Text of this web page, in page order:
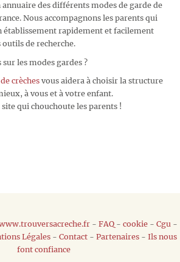
des différents modes de garde de
Nous accompagnons les parents qui
établissement rapidement et facilement
de recherche.
les modes gardes ?
crèchesvous aidera à choisir la structure
à vous et à votre enfant.
qui chouchoute les parents !
- FAQ- cookie- Cgu -
Légales- Contact- Partenaires- Ils nous
font confiance